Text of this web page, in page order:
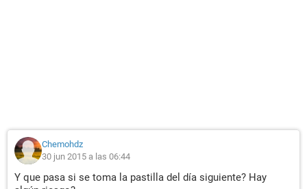
Chemohdz
30 jun 2015 a las 06:44
Y que pasa si se toma la pastilla del día siguiente? Hay